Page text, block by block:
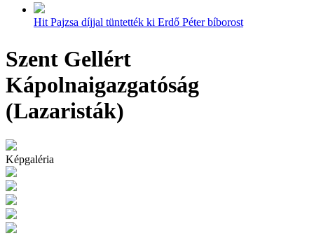
Hit Pajzsa díjjal tüntették ki Erdő Péter bíborost
Szent Gellért
Kápolnaigazgatóság
(Lazaristák)
Képgaléria